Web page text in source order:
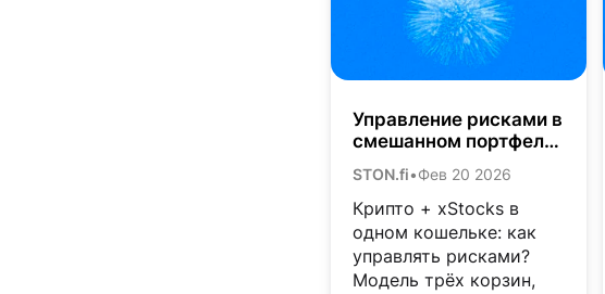
Управление рисками в
смешанном портфеле:
крипто + xStocks
STON.fi•Фев 20 2026
Крипто + xStocks в
одном кошельке: как
управлять рисками?
Модель трёх корзин,